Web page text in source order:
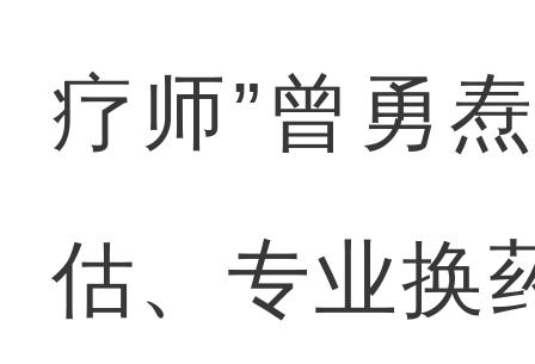
疗师”曾勇
估、专业换